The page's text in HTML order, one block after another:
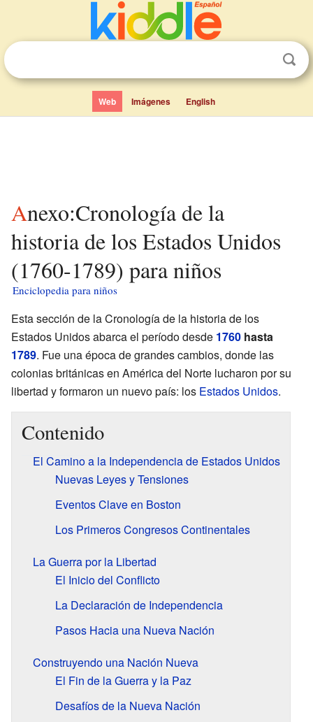
Web Imágenes English
Anexo:Cronología de la
historia de los Estados Unidos
(1760-1789) para niños
Enciclopedia para niños
Esta sección de la Cronología de la historia de los
Estados Unidos abarca el período desde 1760 hasta
1789. Fue una época de grandes cambios, donde las
colonias británicas en América del Norte lucharon por su
libertad y formaron un nuevo país: los Estados Unidos.
Contenido
El Camino a la Independencia de Estados Unidos
Nuevas Leyes y Tensiones
Eventos Clave en Boston
Los Primeros Congresos Continentales
La Guerra por la Libertad
El Inicio del Conflicto
La Declaración de Independencia
Pasos Hacia una Nueva Nación
Construyendo una Nación Nueva
El Fin de la Guerra y la Paz
Desafíos de la Nueva Nación